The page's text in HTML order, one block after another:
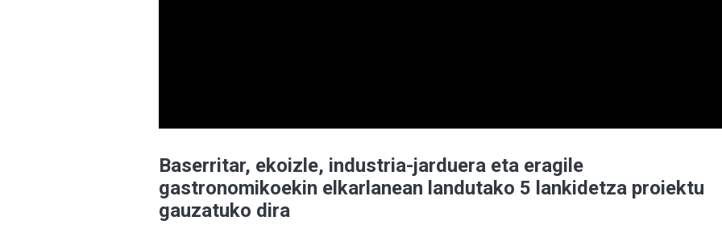
Baserritar, ekoizle, industria-jarduera eta eragile
gastronomikoekin elkarlanean landutako 5 lankidetza proiektu
gauzatuko dira